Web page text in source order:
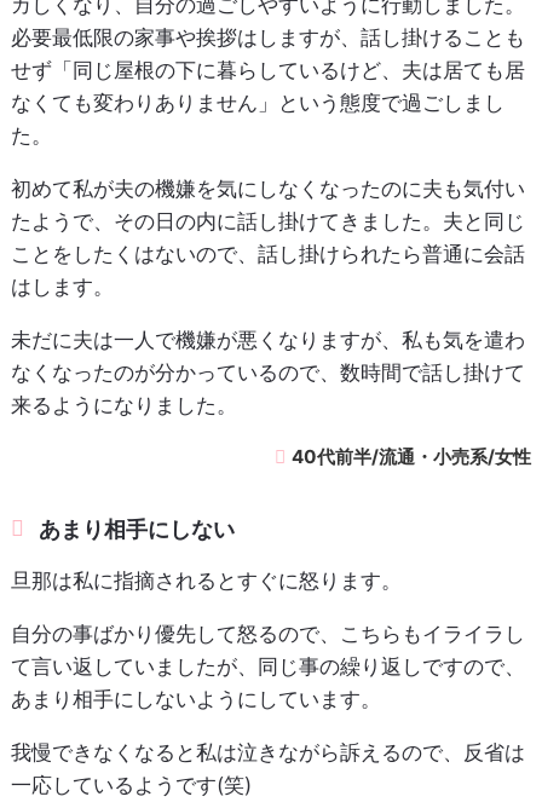
カしくなり、自分の過ごしやすいように行動しました。
必要最低限の家事や挨拶はしますが、話し掛けることも
せず「同じ屋根の下に暮らしているけど、夫は居ても居
なくても変わりありません」という態度で過ごしまし
た。
初めて私が夫の機嫌を気にしなくなったのに夫も気付い
たようで、その日の内に話し掛けてきました。夫と同じ
ことをしたくはないので、話し掛けられたら普通に会話
はします。
未だに夫は一人で機嫌が悪くなりますが、私も気を遣わ
なくなったのが分かっているので、数時間で話し掛けて
来るようになりました。
40代前半/流通・小売系/女性
あまり相手にしない
旦那は私に指摘されるとすぐに怒ります。
自分の事ばかり優先して怒るので、こちらもイライラし
て言い返していましたが、同じ事の繰り返しですので、
あまり相手にしないようにしています。
我慢できなくなると私は泣きながら訴えるので、反省は
一応しているようです(笑)